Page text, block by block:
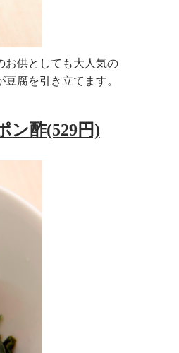
お供としても大人気の
腐を引き立てます。
ン酢(529円)